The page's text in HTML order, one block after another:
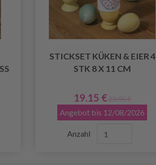
4
STICKSET KÜKEN & EIER 4
STK 8 X 11 CM
19.15 € 23.95 €
Angebot bis 12/08/2026
Anzahl